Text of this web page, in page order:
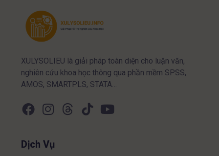
XULYSOLIEU là giải pháp toàn diện cho luận văn,
nghiên cứu khoa học thông qua phần mềm SPSS,
AMOS, SMARTPLS, STATA…
Dịch Vụ